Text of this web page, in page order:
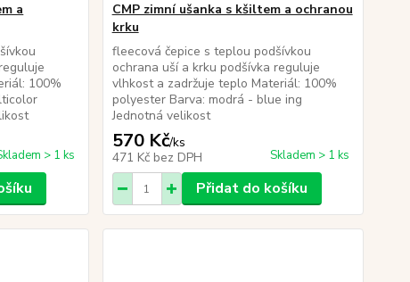
a
100%
> 1 ks
CMP zimní ušanka s kšiltem a ochranou
krku
fleecová čepice s teplou podšívkou
ochrana uší a krku podšívka reguluje
vlhkost a zadržuje teplo Materiál: 100%
polyester Barva: modrá - blue ing
Jednotná velikost
570 Kč/ks
471 Kč bez DPH Skladem > 1 ks
Přidat do košíku